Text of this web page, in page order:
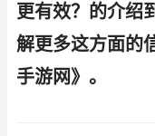
更有效？的介绍
解更多这方面的
手游网》。